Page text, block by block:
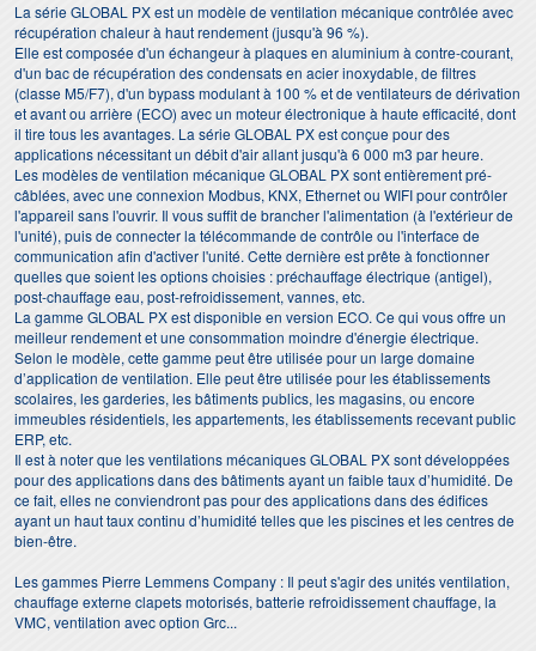
La série GLOBAL PX est un modèle de ventilation mécanique contrôlée avec
récupération chaleur à haut rendement (jusqu'à 96 %).
Elle est composée d'un échangeur à plaques en aluminium à contre-courant,
d'un bac de récupération des condensats en acier inoxydable, de filtres
(classe M5/F7), d'un bypass modulant à 100 % et de ventilateurs de dérivation
et avant ou arrière (ECO) avec un moteur électronique à haute efficacité, dont
il tire tous les avantages. La série GLOBAL PX est conçue pour des
applications nécessitant un débit d'air allant jusqu'à 6 000 m3 par heure.
Les modèles de ventilation mécanique GLOBAL PX sont entièrement pré-
câblées, avec une connexion Modbus, KNX, Ethernet ou WIFI pour contrôler
l'appareil sans l'ouvrir. Il vous suffit de brancher l'alimentation (à l'extérieur de
l'unité), puis de connecter la télécommande de contrôle ou l'interface de
communication afin d'activer l'unité. Cette dernière est prête à fonctionner
quelles que soient les options choisies : préchauffage électrique (antigel),
post-chauffage eau, post-refroidissement, vannes, etc.
La gamme GLOBAL PX est disponible en version ECO. Ce qui vous offre un
meilleur rendement et une consommation moindre d'énergie électrique.
Selon le modèle, cette gamme peut être utilisée pour un large domaine
d’application de ventilation. Elle peut être utilisée pour les établissements
scolaires, les garderies, les bâtiments publics, les magasins, ou encore
immeubles résidentiels, les appartements, les établissements recevant public
ERP, etc.
Il est à noter que les ventilations mécaniques GLOBAL PX sont développées
pour des applications dans des bâtiments ayant un faible taux d’humidité. De
ce fait, elles ne conviendront pas pour des applications dans des édifices
ayant un haut taux continu d’humidité telles que les piscines et les centres de
bien-être.
Les gammes Pierre Lemmens Company : Il peut s'agir des unités ventilation,
chauffage externe clapets motorisés, batterie refroidissement chauffage, la
VMC, ventilation avec option Grc...